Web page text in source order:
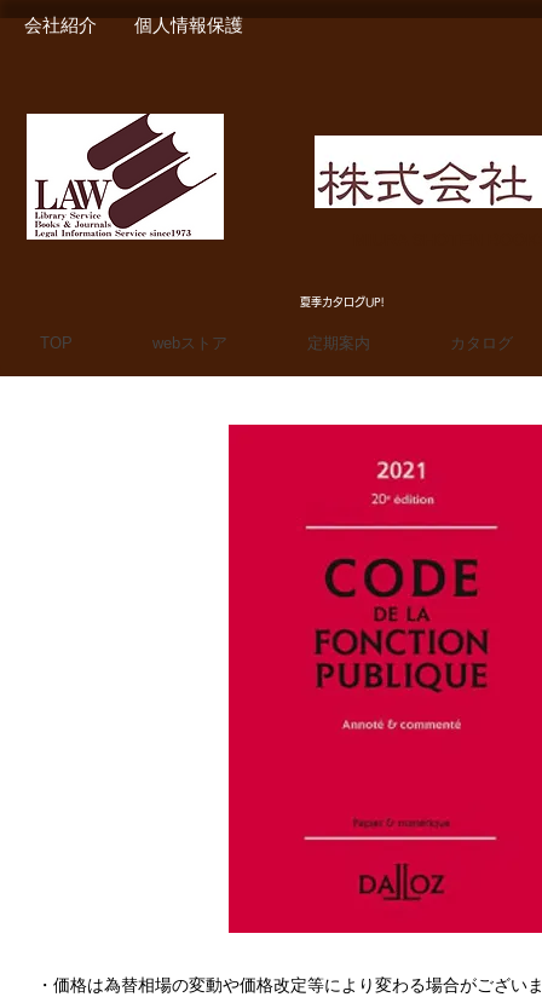
会社紹介 個人情報保護
夏季カタログUP!
TOP webストア 定期案内 カタログ
・価格は為替相場の変動や価格改定等により変わる場合がござい